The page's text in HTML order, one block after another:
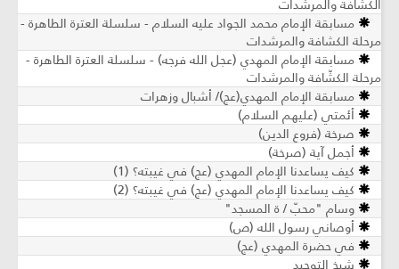
الكشافة والمرشدات
مسابقة الإمام محمد الجواد عليه السلام - سلسلة العترة الطاهرة -
مرحلة الكشافة والمرشدات
مسابقة الإمام المهدي (عجل الله فرجه) - سلسلة العترة الطاهرة -
مرحلة الكشّافة والمرشدات
مسابقة الإمام المهدي(عج)/ أشبال وزهرات
أئمتي (عليهم السلام)
صرخة (فروع الدين)
أجمل آية (صرخة)
كيف يساعدنا الإمام المهدي (عج) في غيبته؟ (1)
كيف يساعدنا الإمام المهدي (عج) في غيبته؟ (2)
وسام "محبّ / ة المسجد"
أوصاني رسول الله (ص)
في حضرة المهدي (عج)
شيخ التوحيد